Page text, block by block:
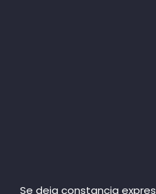
Se deja constancia